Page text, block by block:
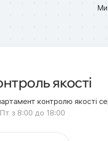
Ми
якості
контролю якості
з 8:00 до 18:00